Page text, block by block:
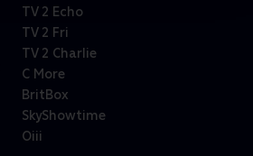
TV 2 Echo
TV 2 Fri
TV 2 Charlie
C More
BritBox
SkyShowtime
Oiii